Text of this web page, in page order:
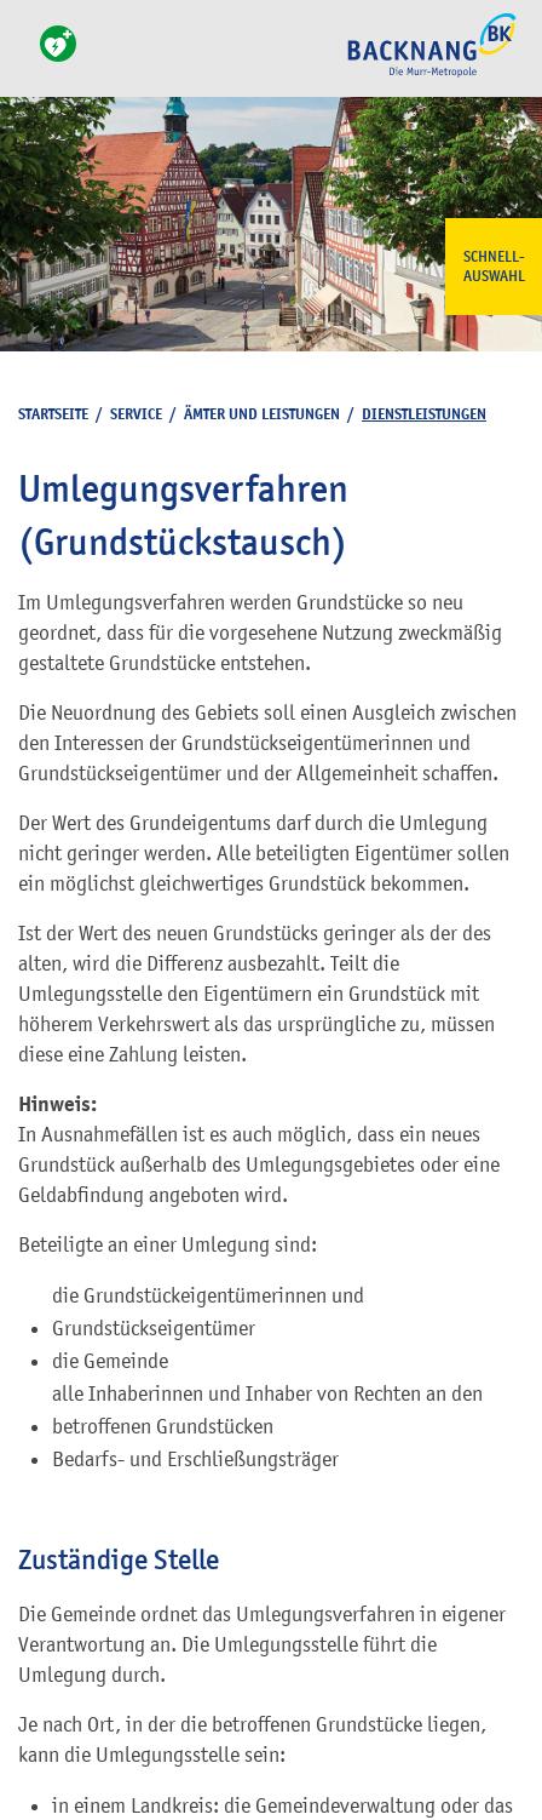
SCHNELL-
AUSWAHL
STARTSEITE / SERVICE / ÄMTER UND LEISTUNGEN / DIENSTLEISTUNGEN
Umlegungsverfahren
(Grundstückstausch)
Im Umlegungsverfahren werden Grundstücke so neu
geordnet, dass für die vorgesehene Nutzung zweckmäßig
gestaltete Grundstücke entstehen.
Die Neuordnung des Gebiets soll einen Ausgleich zwischen
den Interessen der Grundstückseigentümerinnen und
Grundstückseigentümer und der Allgemeinheit schaffen.
Der Wert des Grundeigentums darf durch die Umlegung
nicht geringer werden. Alle beteiligten Eigentümer sollen
ein möglichst gleichwertiges Grundstück bekommen.
Ist der Wert des neuen Grundstücks geringer als der des
alten, wird die Differenz ausbezahlt. Teilt die
Umlegungsstelle den Eigentümern ein Grundstück mit
höherem Verkehrswert als das ursprüngliche zu, müssen
diese eine Zahlung leisten.
Hinweis:
In Ausnahmefällen ist es auch möglich, dass ein neues
Grundstück außerhalb des Umlegungsgebietes oder eine
Geldabfindung angeboten wird.
Beteiligte an einer Umlegung sind:
die Grundstückeigentümerinnen und
Grundstückseigentümer
die Gemeinde
alle Inhaberinnen und Inhaber von Rechten an den
betroffenen Grundstücken
Bedarfs- und Erschließungsträger
Zuständige Stelle
Die Gemeinde ordnet das Umlegungsverfahren in eigener
Verantwortung an. Die Umlegungsstelle führt die
Umlegung durch.
Je nach Ort, in der die betroffenen Grundstücke liegen,
kann die Umlegungsstelle sein:
in einem Landkreis: die Gemeindeverwaltung oder das